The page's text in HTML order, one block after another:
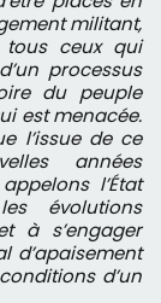
militant,
ceux qui
processus
du peuple
est menacée.
l’issue de ce
années
l’État
évolutions
à s’engager
d’apaisement
d’un